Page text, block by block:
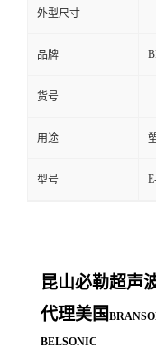
外型尺寸
品牌
货号
用途
型号
昆山必勒超声
代理美国
BELSONIC